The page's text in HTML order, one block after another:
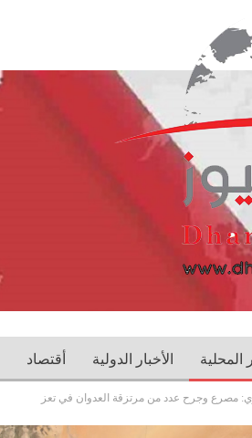
المحلية الأخبار الدولية أقتصاد
مصرع وجرح عدد من مرتزقة العدوان في تعز